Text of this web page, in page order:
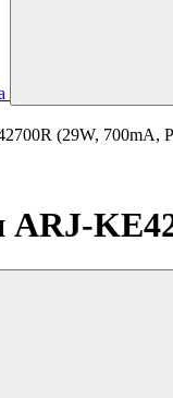
(29W, 700mA,
ARJ-